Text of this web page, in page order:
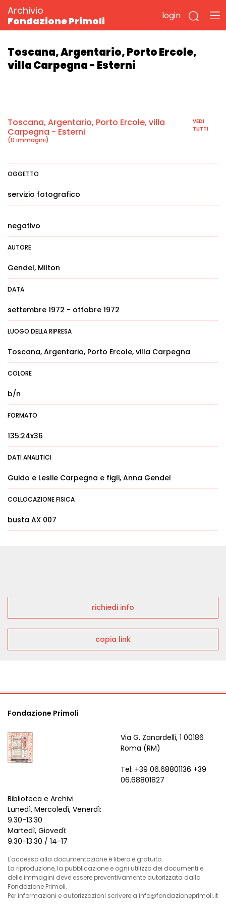
Archivio
Fondazione Primoli
login
Toscana, Argentario, Porto Ercole,
villa Carpegna - Esterni
Toscana, Argentario, Porto Ercole, villa
Carpegna - Esterni
(0 immagini)
VEDI
TUTTI
OGGETTO
servizio fotografico
negativo
AUTORE
Gendel, Milton
DATA
settembre 1972 - ottobre 1972
LUOGO DELLA RIPRESA
Toscana, Argentario, Porto Ercole, villa Carpegna
COLORE
b/n
FORMATO
135:24x36
DATI ANALITICI
Guido e Leslie Carpegna e figli, Anna Gendel
COLLOCAZIONE FISICA
busta AX 007
richiedi info
copia link
Fondazione Primoli
Via G. Zanardelli, 1 00186
Roma (RM)
Tel: +39 06.68801136 +39
06.68801827
Biblioteca e Archivi
Lunedì, Mercoledì, Venerdì:
9.30-13.30
Martedì, Giovedì:
9.30-13.30 / 14-17
L'accesso alla documentazione è libero e gratuito.
La riproduzione, la pubblicazione e ogni utilizzo dei documenti e
delle immagini deve essere preventivamente autorizzata dalla
Fondazione Primoli.
Per informazioni e autorizzazioni scrivere a info@fondazioneprimoli.it